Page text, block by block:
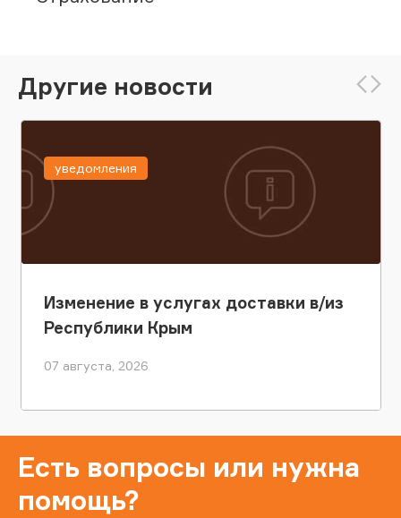
Другие новости
Изменение в услугах доставки в/из
Республики Крым
07 августа, 2026
уведомления
Есть вопросы или нужна
помощь?